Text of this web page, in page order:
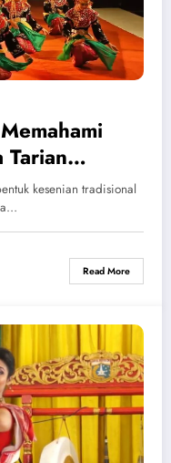
Tarian
kesenian tradisional
Read More